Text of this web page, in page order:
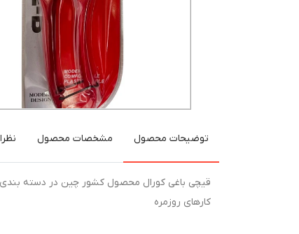
توضیحات محصول مشخصات محصول
قیچی باغی کورال محصول کشور چین در دسته
کارهای روزمره